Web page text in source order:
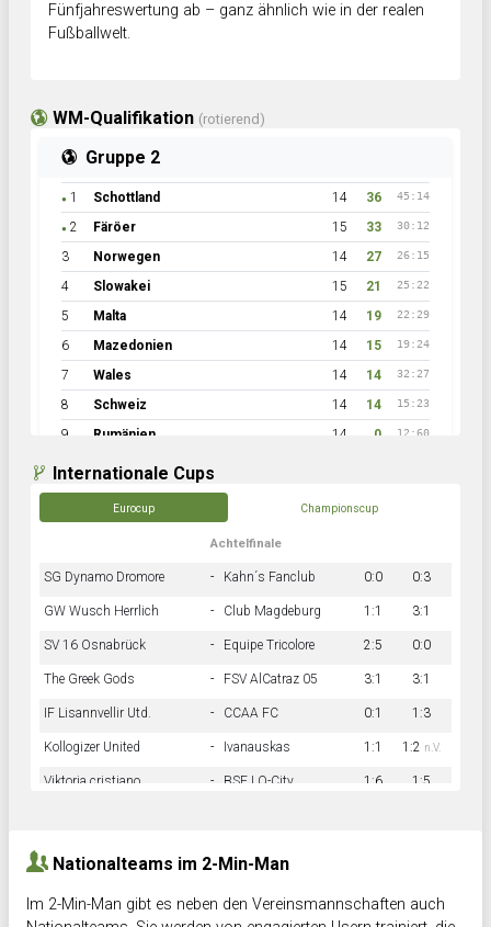
Fünfjahreswertung ab – ganz ähnlich wie in der realen
Fußballwelt.
WM-Qualifikation (rotierend)
Gruppe 2
● 1 Schottland 14 36 45:14
● 2 Färöer 15 33 30:12
3 Norwegen 14 27 26:15
4 Slowakei 15 21 25:22
5 Malta 14 19 22:29
6 Mazedonien 14 15 19:24
7 Wales 14 14 32:27
8 Schweiz 14 14 15:23
9 Rumänien 14 0 12:60
Internationale Cups
Eurocup Championscup
Achtelfinale
SG Dynamo Dromore - Kahn´s Fanclub 0:0 0:3
GW Wusch Herrlich - Club Magdeburg 1:1 3:1
SV 16 Osnabrück - Equipe Tricolore 2:5 0:0
The Greek Gods - FSV AlCatraz 05 3:1 3:1
IF Lisannvellir Utd. - CCAA FC 0:1 1:3
Kollogizer United - Ivanauskas 1:1 1:2 n.V.
Viktoria cristiano - BSF LO-City 1:6 1:5
Nationalteams im 2-Min-Man
Im 2-Min-Man gibt es neben den Vereinsmannschaften auch